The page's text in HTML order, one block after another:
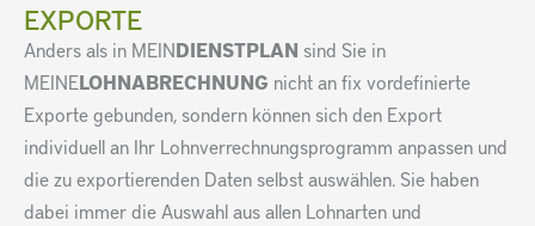
EXPORTE
Anders als in MEINDIENSTPLAN sind Sie in
MEINELOHNABRECHNUNG nicht an fix vordefinierte
Exporte gebunden, sondern können sich den Export
individuell an Ihr Lohnverrechnungsprogramm anpassen und
die zu exportierenden Daten selbst auswählen. Sie haben
dabei immer die Auswahl aus allen Lohnarten und